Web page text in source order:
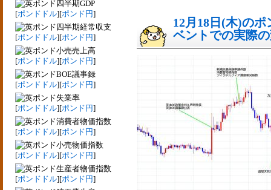
四半期GDP
[ポンドドル][ポンド円]
四半期経常収支
[ポンドドル][ポンド円]
小売売上高
[ポンドドル][ポンド円]
BOE議事録
[ポンドドル][ポンド円]
失業率
[ポンドドル][ポンド円]
消費者物価指数
[ポンドドル][ポンド円]
小売物価指数
[ポンドドル][ポンド円]
生産者物価指数
[ポンドドル][ポンド円]
12月18日(木)の
ベントでの実際